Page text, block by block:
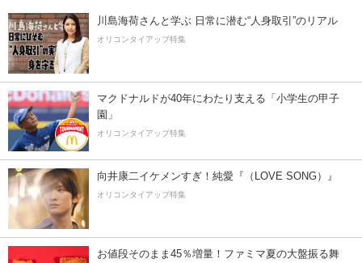
川島海荷さんと学ぶ 日常に潜む“人身取引”のリアル
オリコンタイアップ特集
マクドナルドが40年にわたり支える「小学生の甲子
園」
オリコンタイアップ特集
向井康二イケメンすぎ！純愛『（LOVE SONG）』
オリコンタイアップ特集
お値段そのまま45％増量！ファミマ夏の大盤振る舞